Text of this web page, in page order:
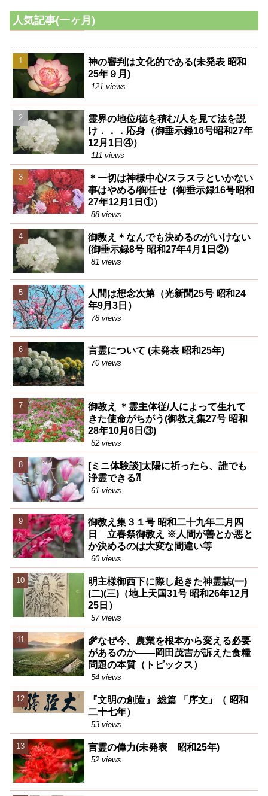
人気記事(一ヶ月)
神の審判は文化的である(未発表 昭和
25年９月)
121 views
霊界の地位/徳を積む/人を見て法を説
け．．．応身（御垂示録16号昭和27年
12月1日④）
111 views
＊一切は神様中心/スラスラといかない
事はやめる/御任せ（御垂示録16号昭和
27年12月1日①）
88 views
御教え＊なんでも決めるのがいけない
(御垂示録8号 昭和27年4月1日②)
81 views
人間は想念次第（光新聞25号 昭和24
年9月3日）
78 views
言霊について (未発表 昭和25年)
70 views
御教え ＊霊主体従/人によって生れて
きた使命がちがう(御教え集27号 昭和
28年10月6日③)
62 views
[ミニ体験談]太陽に祈ったら、誰でも
浄霊できる⁈
61 views
御教え集３１号 昭和二十九年二月四
日 立春祭御教え ※人間が善とか悪と
か決めるのは大変な間違い等
60 views
明主様御西下に際し起きた神霊誌(一)
(二)(三)（地上天国31号 昭和26年12月
25日）
57 views
🌾なぜ今、農業を根本から変える必要
があるのか――岡田茂吉が訴えた食糧
問題の本質（トピックス）
54 views
『文明の創造』 総篇 「序文」（ 昭和
二十七年）
53 views
言霊の偉力(未発表 昭和25年)
52 views